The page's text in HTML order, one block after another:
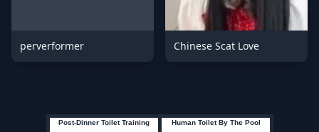
perverformer Chinese Scat Love